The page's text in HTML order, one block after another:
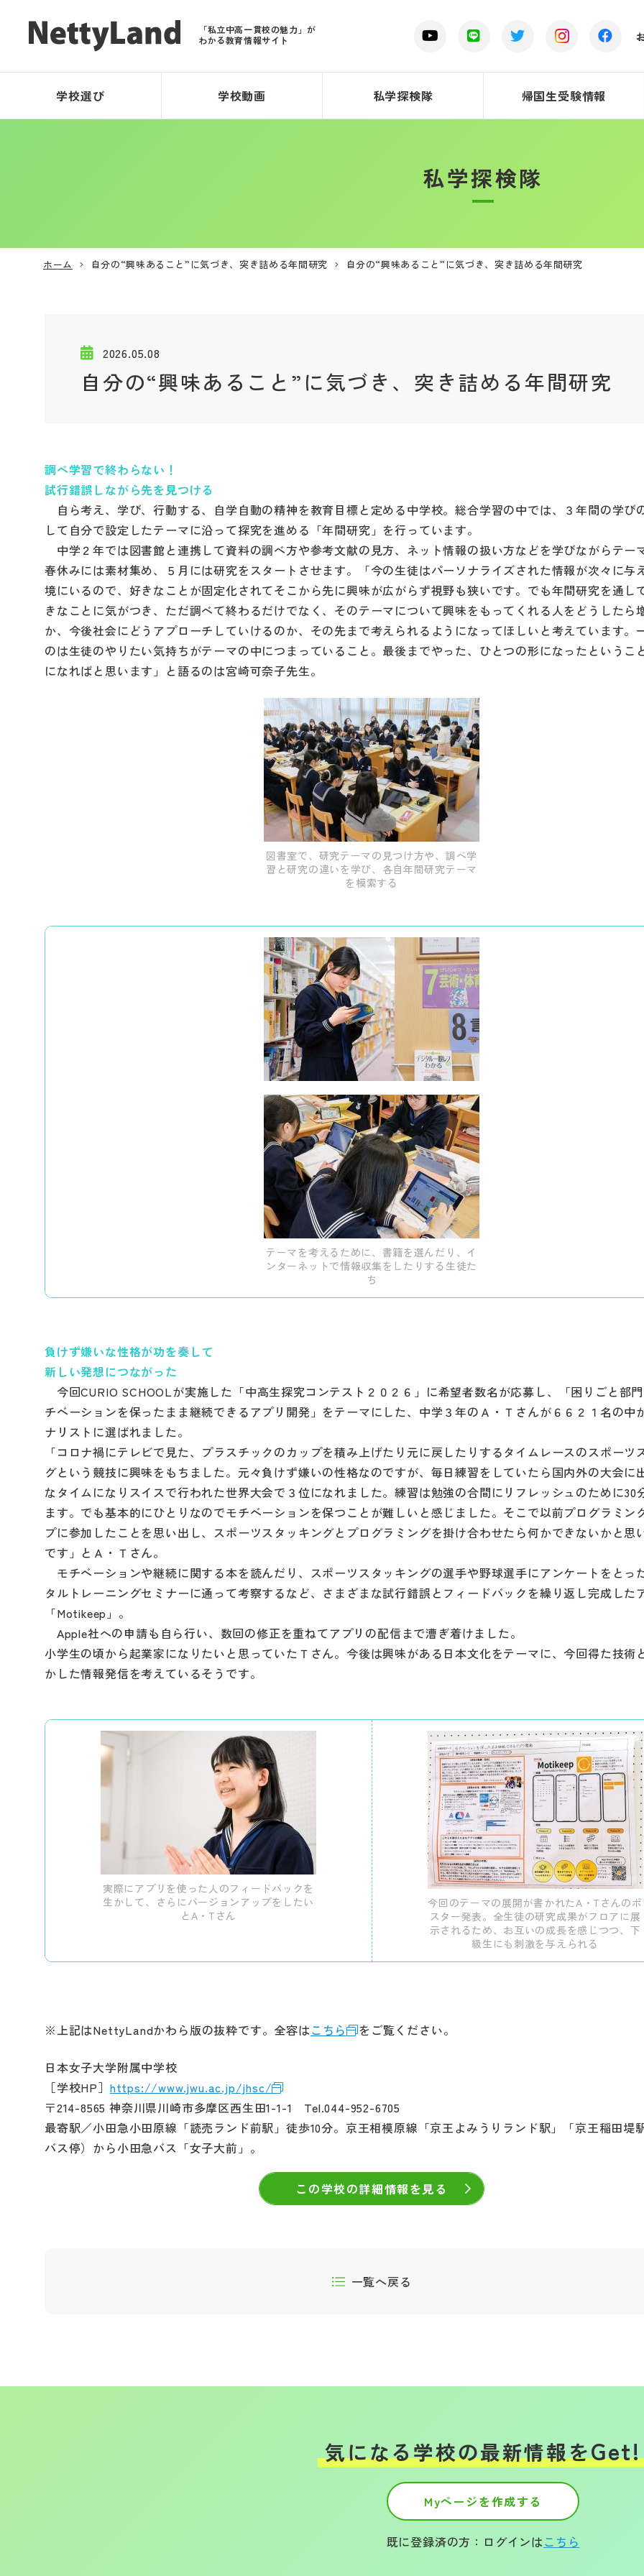
「私立中高一貫校の魅力」が
わかる教育情報サイト
学校選び 学校動画 私学探検隊 帰国生受験情報
私学探検隊
ホーム 自分の“興味あること”に気づき、突き詰める年間研究 自分の“興味あること”に気づき、突き詰める年間研究
2026.05.08
自分の“興味あること”に気づき、突き詰める年間研究
調べ学習で終わらない！
試行錯誤しながら先を見つける
自ら考え、学び、行動する、自学自動の精神を教育目標と定める中学校。総合学習の中では、３年間の学び
して自分で設定したテーマに沿って探究を進める「年間研究」を行っています。
中学２年では図書館と連携して資料の調べ方や参考文献の見方、ネット情報の扱い方などを学びながらテー
春休みには素材集め、５月には研究をスタートさせます。「今の生徒はパーソナライズされた情報が次々に与
境にいるので、好きなことが固定化されてそこから先に興味が広がらず視野も狭いです。でも年間研究を通し
きなことに気がつき、ただ調べて終わるだけでなく、そのテーマについて興味をもってくれる人をどうしたら
か、今後社会にどうアプローチしていけるのか、その先まで考えられるようになってほしいと考えています。
のは生徒のやりたい気持ちがテーマの中につまっていること。最後までやった、ひとつの形になったというこ
になればと思います」と語るのは宮崎可奈子先生。
図書室で、研究テーマの見つけ方や、調べ学
習と研究の違いを学び、各自年間研究テーマ
を模索する
テーマを考えるために、書籍を選んだり、イ
ンターネットで情報収集をしたりする生徒た
ち
負けず嫌いな性格が功を奏して
新しい発想につながった
今回CURIO SCHOOLが実施した「中高生探究コンテスト２０２６」に希望者数名が応募し、「困りごと部
チベーションを保ったまま継続できるアプリ開発」をテーマにした、中学３年のＡ・Ｔさんが６６２１名の中
ナリストに選ばれました。
「コロナ禍にテレビで見た、プラスチックのカップを積み上げたり元に戻したりするタイムレースのスポーツ
グという競技に興味をもちました。元々負けず嫌いの性格なのですが、毎日練習をしていたら国内外の大会に
なタイムになりスイスで行われた世界大会で３位になれました。練習は勉強の合間にリフレッシュのために30
ます。でも基本的にひとりなのでモチベーションを保つことが難しいと感じました。そこで以前プログラミン
プに参加したことを思い出し、スポーツスタッキングとプログラミングを掛け合わせたら何かできないかと思
です」とＡ・Ｔさん。
モチベーションや継続に関する本を読んだり、スポーツスタッキングの選手や野球選手にアンケートをとっ
タルトレーニングセミナーに通って考察するなど、さまざまな試行錯誤とフィードバックを繰り返し完成した
「Motikeep」。
Apple社への申請も自ら行い、数回の修正を重ねてアプリの配信まで漕ぎ着けました。
小学生の頃から起業家になりたいと思っていたＴさん。今後は興味がある日本文化をテーマに、今回得た技術
かした情報発信を考えているそうです。
実際にアプリを使った人のフィードバックを
生かして、さらにバージョンアップをしたい
とA・Tさん
今回のテーマの展開が書かれたA・Tさんのポ
スター発表。全生徒の研究成果がフロアに展
示されるため、お互いの成長を感じつつ、下
級生にも刺激を与えられる
※上記はNettyLandかわら版の抜粋です。全容はこちら をご覧ください。
日本女子大学附属中学校
［学校HP］ https://www.jwu.ac.jp/jhsc/
〒214-8565 神奈川県川崎市多摩区西生田1-1-1 Tel.044-952-6705
最寄駅／小田急小田原線「読売ランド前駅」徒歩10分。京王相模原線「京王よみうりランド駅」「京王稲田堤
バス停）から小田急バス「女子大前」。
この学校の詳細情報を見る
一覧へ戻る
気になる学校の最新情報をGet!
Myページを作成する
既に登録済の方：ログインはこちら